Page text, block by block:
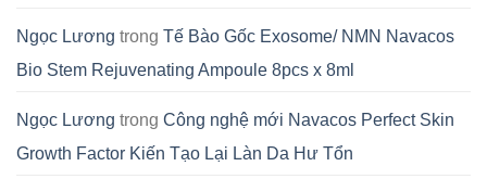
Ngọc Lương trong Tế Bào Gốc Exosome/ NMN Navacos
Bio Stem Rejuvenating Ampoule 8pcs x 8ml
Ngọc Lương trong Công nghệ mới Navacos Perfect Skin
Growth Factor Kiến Tạo Lại Làn Da Hư Tổn